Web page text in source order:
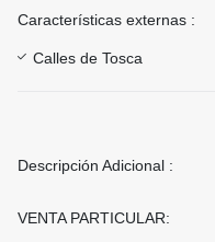
Características externas :
Calles de Tosca
Descripción Adicional :
VENTA PARTICULAR: